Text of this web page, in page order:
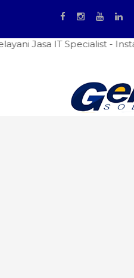
IT Specialist - Instalasi -